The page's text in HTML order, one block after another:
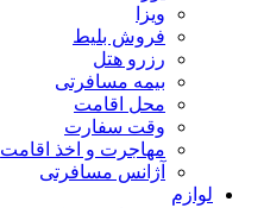
ویزا
فروش بلیط
رزرو هتل
بیمه مسافرتی
محل اقامت
وقت سفارت
مهاجرت و اخذ اقامت
آژانس مسافرتی
لوازم